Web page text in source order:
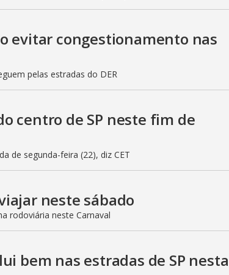
evitar congestionamento nas
pelas estradas do DER
centro de SP neste fim de
de segunda-feira (22), diz CET
neste sábado
rodoviária neste Carnaval
bem nas estradas de SP nesta